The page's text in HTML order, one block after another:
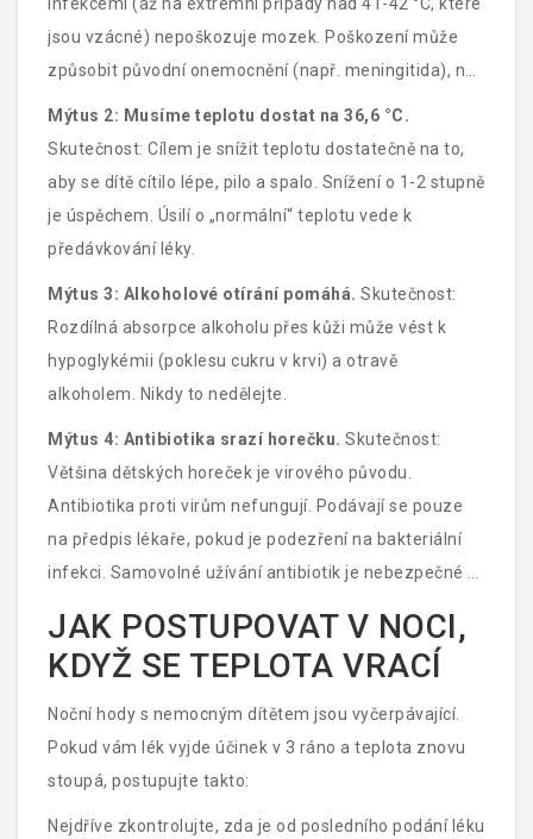
infekcemi (až na extrémní případy nad 41-42 °C, které
jsou vzácné) nepoškozuje mozek. Poškození může
způsobit původní onemocnění (např. meningitida), ne
teplota jako taková.
Mýtus 2: Musíme teplotu dostat na 36,6 °C.
Skutečnost: Cílem je snížit teplotu dostatečně na to,
aby se dítě cítilo lépe, pilo a spalo. Snížení o 1-2 stupně
je úspěchem. Úsilí o „normální“ teplotu vede k
předávkování léky.
Mýtus 3: Alkoholové otírání pomáhá. Skutečnost:
Rozdílná absorpce alkoholu přes kůži může vést k
hypoglykémii (poklesu cukru v krvi) a otravě
alkoholem. Nikdy to nedělejte.
Mýtus 4: Antibiotika srazí horečku. Skutečnost:
Většina dětských horeček je virového původu.
Antibiotika proti virům nefungují. Podávají se pouze
na předpis lékaře, pokud je podezření na bakteriální
infekci. Samovolné užívání antibiotik je nebezpečné a
JAK POSTUPOVAT V NOCI,
KDYŽ SE TEPLOTA VRACÍ
Noční hody s nemocným dítětem jsou vyčerpávající.
Pokud vám lék vyjde účinek v 3 ráno a teplota znovu
stoupá, postupujte takto:
Nejdříve zkontrolujte, zda je od posledního podání léku